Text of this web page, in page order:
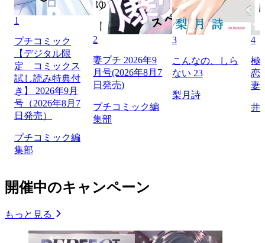
1
プチコミック
【デジタル限
定 コミックス
試し読み特典付
き】 2026年9月
号（2026年8月7
日発売）
プチコミック編
集部
2
妻プチ 2026年9
月号(2026年8月7
日発売)
プチコミック編
集部
3
こんなの、しら
ない 23
梨月詩
4
極
恋
妻
井
開催中のキャンペーン
もっと見る